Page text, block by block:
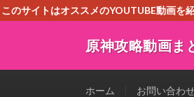
このサイトはオススメのYOUTUBE動画を
原神攻略動画ま
ホーム お問い合わ